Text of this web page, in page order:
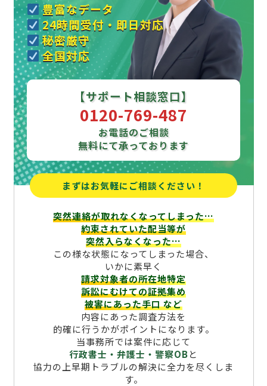
豊富なデータ
24時間受付・即日対応
秘密厳守
全国対応
【サポート相談窓口】
0120-769-487
お電話のご相談
無料にて承っております
まずはお気軽にご相談ください！
突然連絡が取れなくなってしまった…
約束されていた配当等が
突然入らなくなった…
この様な状態になってしまった場合、
いかに素早く
請求対象者の所在地特定
訴訟にむけての証拠集め
被害にあった手口など
内容にあった調査方法を
的確に行うかがポイントになります。
当事務所では案件に応じて
行政書士・弁護士・警察OBと
協力の上早期トラブルの解決に全力を尽くしま
す。